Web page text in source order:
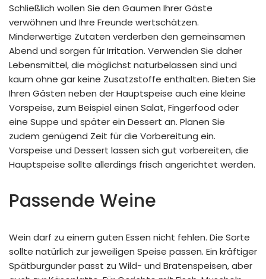
Schließlich wollen Sie den Gaumen Ihrer Gäste
verwöhnen und Ihre Freunde wertschätzen.
Minderwertige Zutaten verderben den gemeinsamen
Abend und sorgen für Irritation. Verwenden Sie daher
Lebensmittel, die möglichst naturbelassen sind und
kaum ohne gar keine Zusatzstoffe enthalten. Bieten Sie
Ihren Gästen neben der Hauptspeise auch eine kleine
Vorspeise, zum Beispiel einen Salat, Fingerfood oder
eine Suppe und später ein Dessert an. Planen Sie
zudem genügend Zeit für die Vorbereitung ein.
Vorspeise und Dessert lassen sich gut vorbereiten, die
Hauptspeise sollte allerdings frisch angerichtet werden.
Passende Weine
Wein darf zu einem guten Essen nicht fehlen. Die Sorte
sollte natürlich zur jeweiligen Speise passen. Ein kräftiger
Spätburgunder passt zu Wild- und Bratenspeisen, aber